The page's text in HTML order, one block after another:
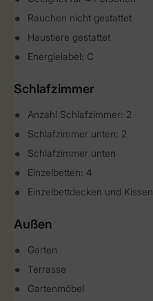
Rauchen nicht gestattet
Haustiere gestattet
Energielabel: C
Schlafzimmer
Anzahl Schlafzimmer: 2
Schlafzimmer unten: 2
Schlafzimmer unten
Einzelbetten: 4
Einzelbettdecken und Kissen
Außen
Garten
Terrasse
Gartenmöbel